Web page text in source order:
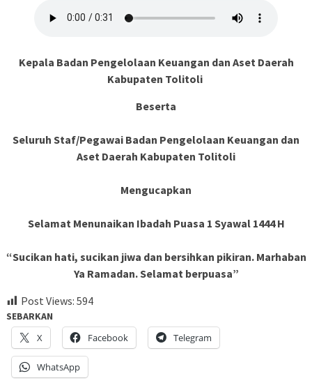
Kepala Badan Pengelolaan Keuangan dan Aset Daerah
Kabupaten Tolitoli
Beserta
Seluruh Staf/Pegawai Badan Pengelolaan Keuangan dan
Aset Daerah Kabupaten Tolitoli
Mengucapkan
Selamat Menunaikan Ibadah Puasa 1 Syawal 1444 H
“Sucikan hati, sucikan jiwa dan bersihkan pikiran. Marhaban
Ya Ramadan. Selamat berpuasa”
Post Views: 594
SEBARKAN
X
Facebook Telegram
WhatsApp